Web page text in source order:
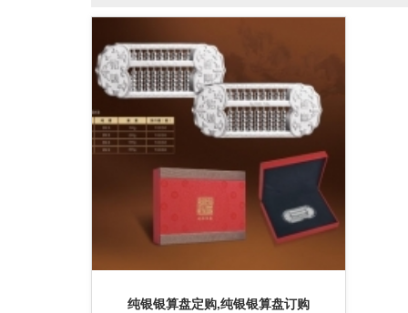
纯银银算盘定购,纯银银算盘订购